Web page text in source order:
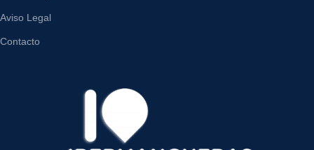
Aviso Legal
Contacto